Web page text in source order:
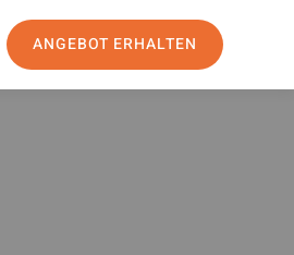
ANGEBOT ERHALTEN